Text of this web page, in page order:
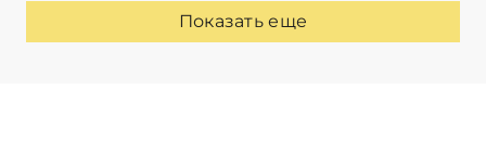
Показать еще